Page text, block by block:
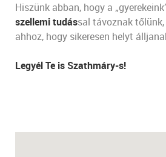
Hiszünk abban, hogy a
szellemi tudással távoznak
ahhoz, hogy sikeresen helyt
Legyél Te is Szathmáry-s!